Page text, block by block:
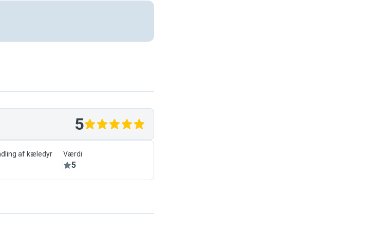
5
af kæledyr Værdi
5